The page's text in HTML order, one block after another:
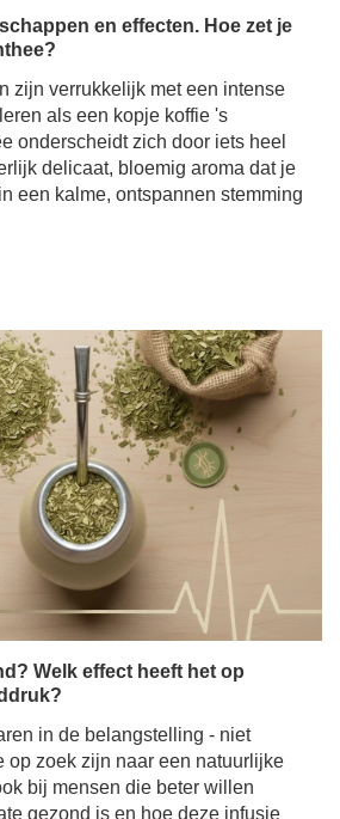
een kalme, ontspannen stemming
Welk effect heeft het op
in de belangstelling - niet
op zoek zijn naar een natuurlijke
bij mensen die beter willen
gezond is en hoe deze infusie
kan beïnvloeden. Er is ook
in de mogelijke rol van Yerba
en de bloeddruk. Het
dat yerba mate de afgelopen
geworden van talloze